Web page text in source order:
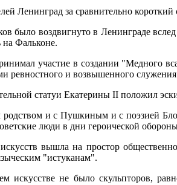
Ленинград за сравнительно
было воздвигнуто в Ленинграде
на Фальконе.
участие в создании "Медного
ревностного и возвышенного служения
статуи Екатерины II положил
и с Пушкиным и с поэзией
люди в дни героической
искусств вышла на простор
"истуканам".
искусстве не было скульпторов,